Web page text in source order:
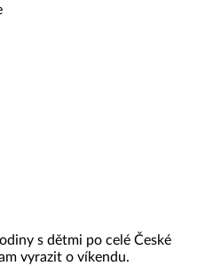
s dětmi po celé České
vyrazit o víkendu.